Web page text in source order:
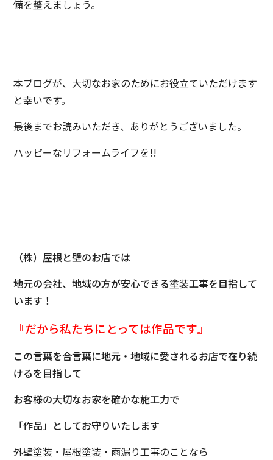
備を整えましょう。
本ブログが、大切なお家のためにお役立ていただけます
と幸いです。
最後までお読みいただき、ありがとうございました。
ハッピーなリフォームライフを!!
（株）屋根と壁のお店では
地元の会社、地域の方が安心できる塗装工事を目指して
います！
『だから私たちにとっては作品です』
この言葉を合言葉に地元・地域に愛されるお店で在り続
けるを目指して
お客様の大切なお家を確かな施工力で
「作品」としてお守りいたします
外壁塗装・屋根塗装・雨漏り工事のことなら